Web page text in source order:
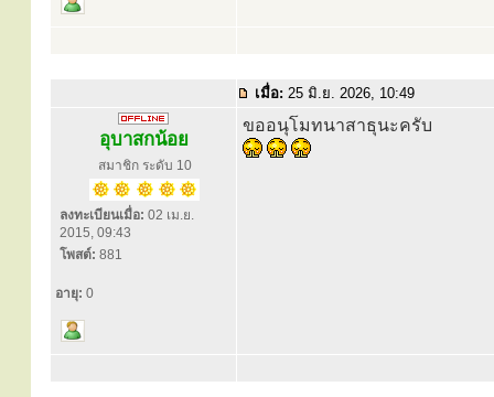
เมื่อ: 25 มิ.ย. 2026, 10:49
อุบาสกน้อย
สมาชิก ระดับ 10
ลงทะเบียนเมื่อ: 02 เม.ย.
2015, 09:43
โพสต์: 881
อายุ: 0
ขออนุโมทนาสาธุนะครับ